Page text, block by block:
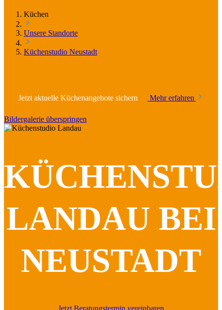
Küchen
Unsere Standorte
Küchenstudio Neustadt
Jetzt aktuelle Küchenangebote sichern Mehr erfahren
Bildergalerie überspringen
LANDAU BEI
NEUSTADT
Jetzt Beratungstermin vereinbaren